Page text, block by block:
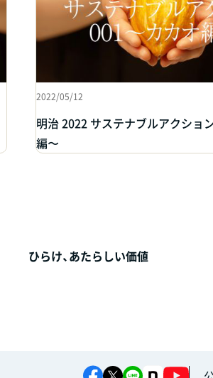
2022/05/12
明治 2022 サステナブルアクショ
編〜
ひらけ、あたらしい価値